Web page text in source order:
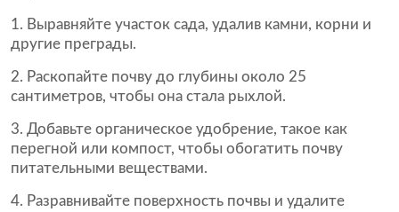
Выравняйте участок сада, удалив камни, корни и
другие преграды.
Раскопайте почву до глубины около 25
сантиметров, чтобы она стала рыхлой.
Добавьте органическое удобрение, такое как
перегной или компост, чтобы обогатить почву
питательными веществами.
Разравнивайте поверхность почвы и удалите